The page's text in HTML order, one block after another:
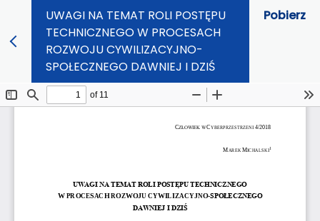
UWAGI NA TEMAT ROLI POSTĘPU
TECHNICZNEGO W PROCESACH
ROZWOJU CYWILIZACYJNO-
SPOŁECZNEGO DAWNIEJ I DZIŚ
Pobierz